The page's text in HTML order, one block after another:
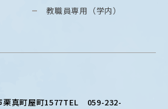
栗真町屋町1577TEL 059-232-
教職員専用（学内）